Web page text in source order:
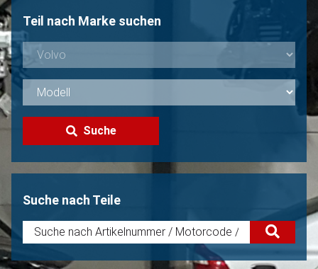
Teil nach Marke suchen
Suche
Suche nach Teile